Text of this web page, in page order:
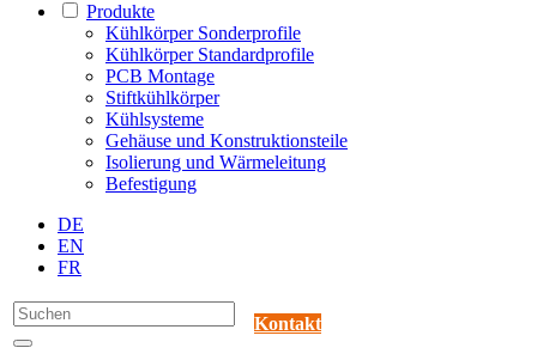
Produkte
Kühlkörper Sonderprofile
Kühlkörper Standardprofile
PCB Montage
Stiftkühlkörper
Kühlsysteme
Gehäuse und Konstruktionsteile
Isolierung und Wärmeleitung
Befestigung
DE
EN
FR
Kontakt